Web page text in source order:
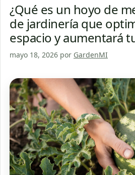
¿Qué es un hoyo de
de jardinería que
espacio y aumentará
mayo 18, 2026 por GardenMI